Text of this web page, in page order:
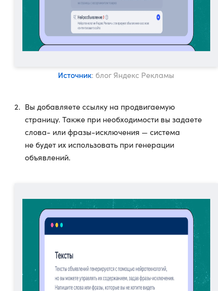
Источник: блог Яндекс Рекламы
Вы добавляете ссылку на продвигаемую
страницу. Также при необходимости вы задаете
слова- или фразы-исключения — система
не будет их использовать при генерации
объявлений.